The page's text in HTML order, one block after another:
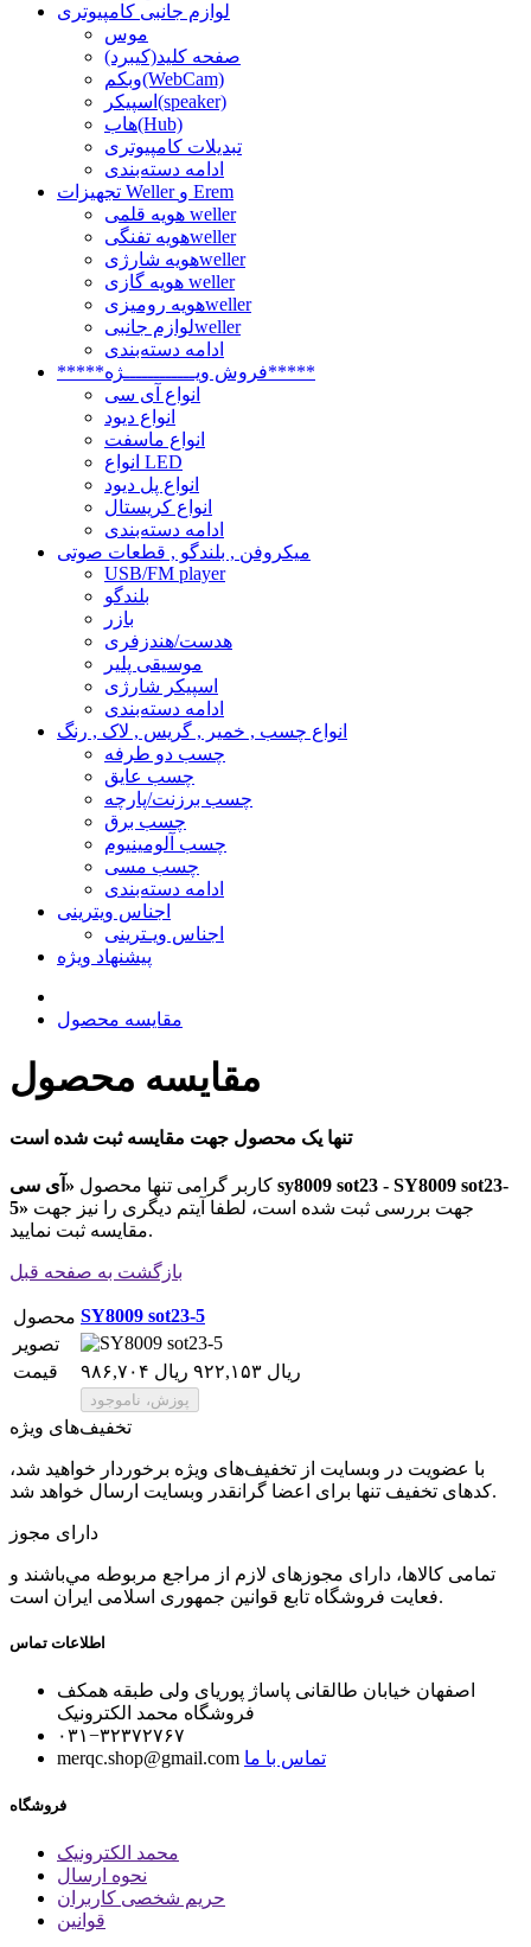
لوازم جانبی کامپیوتری
موس
صفحه کلید(کیبرد)
وبکم(WebCam)
اسپیکر(speaker)
هاب(Hub)
تبدیلات کامپیوتری
ادامه دسته‌بندی
تجهیزات Weller و Erem
هویه قلمی weller
هویه تفنگیweller
هویه شارژیweller
هویه گازی weller
هویه رومیزیweller
لوازم جانبیweller
ادامه دسته‌بندی
*****فروش ویــــــــــــژه*****
انواع آی سی
انواع دیود
انواع ماسفت
انواع LED
انواع پل دیود
انواع کریستال
ادامه دسته‌بندی
میکروفن , بلندگو , قطعات صوتی
USB/FM player
بلندگو
بازر
هدست/هندزفری
موسیقی پلیر
اسپیکر شارژی
ادامه دسته‌بندی
انواع چسب , خمیر , گریس , لاک , رنگ
چسب دو طرفه
چسب عایق
چسب برزنت/پارچه
چسب برق
چسب آلومینیوم
چسب مسی
ادامه دسته‌بندی
اجناس ویترینی
اجناس ویـترینی
پیشنهاد ویژه
مقایسه محصول
مقایسه محصول
تنها یک محصول جهت مقایسه ثبت شده است
کاربر گرامی تنها محصول «آی سی sy8009 sot23 - SY8009 sot23-
5»
مقایسه ثبت نمایید.
بازگشت به صفحه قبل
محصول SY8009 sot23-5
تصویر
قیمت
۹۸۶,۷۰۴ ریال ۹۲۲,۱۵۳ ریال
تخفیف‌های ویژه
با عضویت در وبسایت از تخفیف‌های ویژه برخوردار خواهید شد،
کدهای تخفیف تنها برای اعضا گرانقدر وبسایت ارسال خواهد شد.
دارای مجوز
تمامی كالاها، دارای مجوزهای لازم از مراجع مربوطه مي‌باشند و
فعایت فروشگاه تابع قوانين جمهوری اسلامی ايران است.
اطلاعات تماس
اصفهان خیابان طالقانی پاساژ پوریای ولی طبقه همکف
فروشگاه محمد الکترونیک
۰۳۱−۳۲۳۷۲۷۶۷
merqc.shop@gmail.com تماس با ما
فروشگاه
محمد الکترونیک
نحوه ارسال
حریم شخصی کاربران
قوانین